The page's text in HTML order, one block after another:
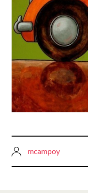
mcampoy